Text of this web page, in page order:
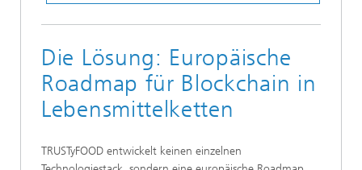
Die Lösung: Europäische
Roadmap für Blockchain in
Lebensmittelketten
TRUSTyFOOD entwickelt keinen einzelnen